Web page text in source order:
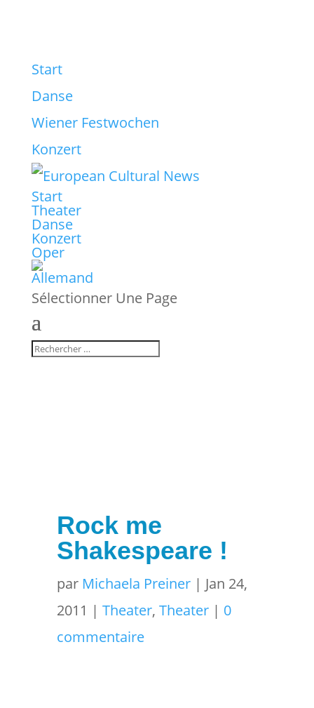
Start
Danse
Wiener Festwochen
Konzert
Start
Theater
Danse
Konzert
Oper
Sélectionner Une Page
Rock me
Shakespeare !
par Michaela Preiner| Jan 24,
2011 | Theater, Theater| 0
commentaire